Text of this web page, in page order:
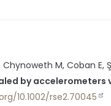
M, Coban E,
by
10.1002/rse2.70045